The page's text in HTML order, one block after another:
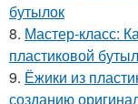
бутылок
8. Мастер-класс:
пластиковой
9. Ёжики из
созданию